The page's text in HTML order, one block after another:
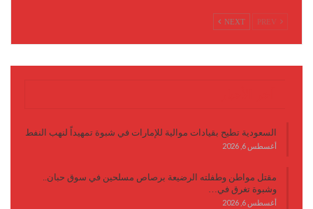
NEXT
السعودية تطيح بقيادات موالية للإمارات في شبوة تمهيداً لنهب النفط
أغسطس 6, 2026
مقتل مواطن وطفلته الرضيعة برصاص مسلحين في سوق حبان..
وشبوة تغرق في…
أغسطس 6, 2026